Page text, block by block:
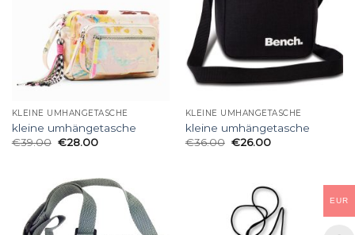
KLEINE UMHÄNGETASCHE
kleine umhängetasche
€39.00 €28.00
KLEINE UMHÄNGETASCHE
kleine umhängetasche
€36.00 €26.00
EUR